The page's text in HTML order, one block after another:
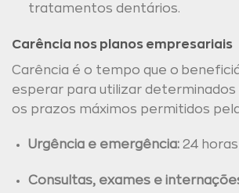
tratamentos dentários.
Carência nos planos empresariais
Carência é o tempo que o
esperar para utilizar determinados
os prazos máximos permitidos pela
Urgência e emergência:24 horas
Consultas, exames e